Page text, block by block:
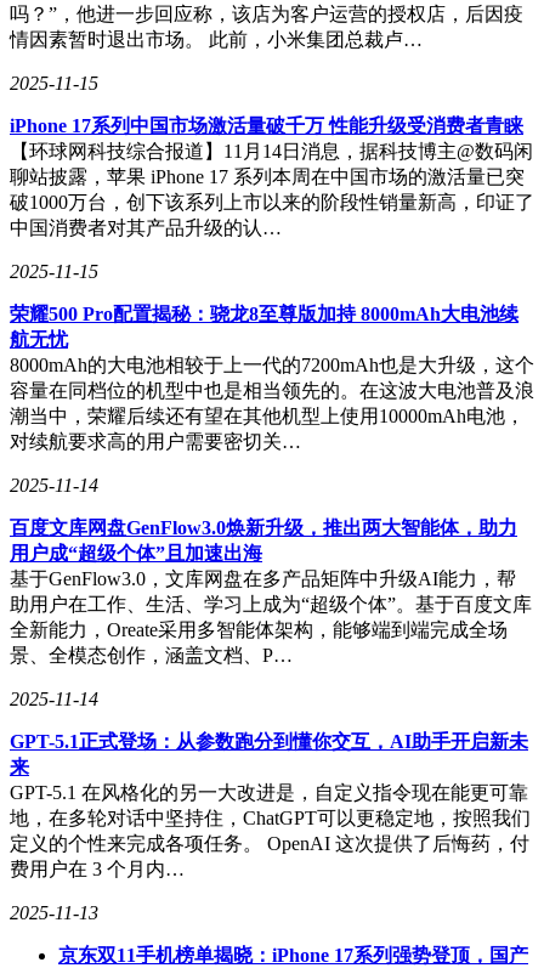
吗？”，他进一步回应称，该店为客户运营的授权店，后因疫
情因素暂时退出市场。 此前，小米集团总裁卢…
2025-11-15
iPhone 17系列中国市场激活量破千万 性能升级受消费者青睐
【环球网科技综合报道】11月14日消息，据科技博主@数码闲
聊站披露，苹果 iPhone 17 系列本周在中国市场的激活量已突
破1000万台，创下该系列上市以来的阶段性销量新高，印证了
中国消费者对其产品升级的认…
2025-11-15
荣耀500 Pro配置揭秘：骁龙8至尊版加持 8000mAh大电池续
航无忧
8000mAh的大电池相较于上一代的7200mAh也是大升级，这个
容量在同档位的机型中也是相当领先的。在这波大电池普及浪
潮当中，荣耀后续还有望在其他机型上使用10000mAh电池，
对续航要求高的用户需要密切关…
2025-11-14
百度文库网盘GenFlow3.0焕新升级，推出两大智能体，助力
用户成“超级个体”且加速出海
基于GenFlow3.0，文库网盘在多产品矩阵中升级AI能力，帮
助用户在工作、生活、学习上成为“超级个体”。基于百度文库
全新能力，Oreate采用多智能体架构，能够端到端完成全场
景、全模态创作，涵盖文档、P…
2025-11-14
GPT-5.1正式登场：从参数跑分到懂你交互，AI助手开启新未
来
GPT-5.1 在风格化的另一大改进是，自定义指令现在能更可靠
地，在多轮对话中坚持住，ChatGPT可以更稳定地，按照我们
定义的个性来完成各项任务。 OpenAI 这次提供了后悔药，付
费用户在 3 个月内…
2025-11-13
京东双11手机榜单揭晓：iPhone 17系列强势登顶，国产